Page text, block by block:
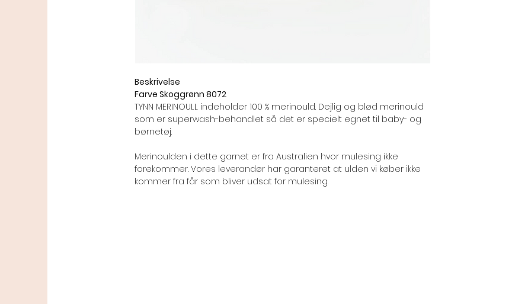
Beskrivelse
Farve Skoggrønn 8072
TYNN MERINOULL indeholder 100 % merinould. Dejlig og blød merinould
som er superwash-behandlet så det er specielt egnet til baby- og
børnetøj.
Merinoulden i dette garnet er fra Australien hvor mulesing ikke
forekommer. Vores leverandør har garanteret at ulden vi køber ikke
kommer fra får som bliver udsat for mulesing.